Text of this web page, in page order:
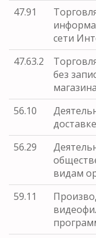
47.91
сети
47.63.2
без
56.10
56.29
видам
59.11